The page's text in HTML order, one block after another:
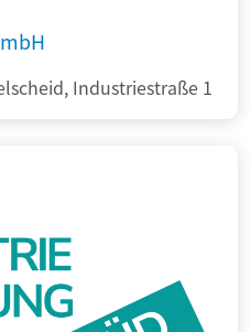
Industriestraße 1